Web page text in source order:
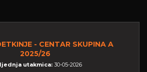
- CENTAR SKUPINA A
2025/26
utakmica: 30-05-2026